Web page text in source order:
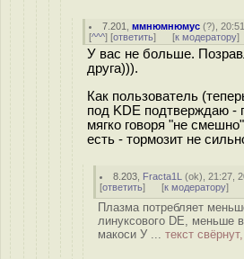
7.201 ,ммнюмнюмус (?),
[^^^] [ответить] [к модератору]
У вас не больше.
друга))).
Как пользователь
под KDE подтверждаю -
мягко говоря "не
есть - тормозит не
8.203 Fracta1L (ok), 21:27,
[ответить] [к модератору]
Плазма потребляет
линуксового DE, меньше
макоси У ... текст свёрнут,